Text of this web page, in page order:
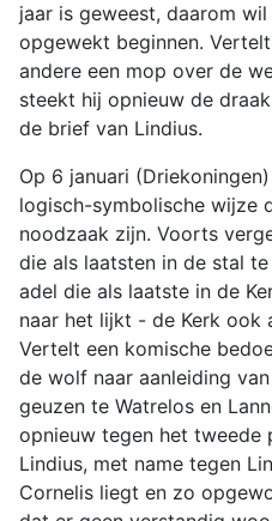
jaar is geweest, daarom
opgewekt beginnen.
andere een mop over de
steekt hij opnieuw de
de brief van Lindius.
Op 6 januari
logisch-symbolische wijze
noodzaak zijn. Voorts
die als laatsten in de stal
adel die als laatste in de
naar het lijkt - de Kerk ook
Vertelt een komische
de wolf naar aanleiding
geuzen te Watrelos en
opnieuw tegen het tweede
Lindius, met name tegen
Cornelis liegt en zo